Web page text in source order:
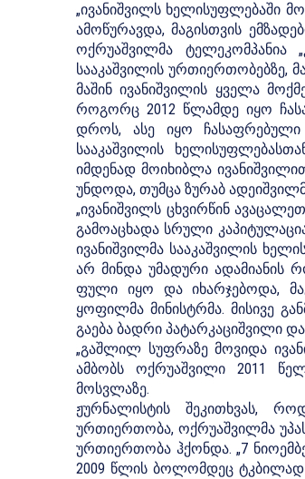
„ივანიშვილს ხელისუფლებაში
ამოწურავდა, მაგისთვის
ოქრუაშვილმა ტელეკომპანია
სააკაშვილის ურთიერთობებზე,
მაშინ ივანიშვილის ყველა
როგორც 2012 წლამდე იყო
დროს, ასე იყო ჩასაფრებული
სააკაშვილის
იმდენად მოიხიბლა
უნდოდა, თუმცა ზურაბ
„ივანიშვილს ცხვირწინ
გამოაცხადა სრული
ივანიშვილმა სააკაშვილის
არ მინდა უმადური ადამიანის
ფული იყო და იხარჯებოდა,
ყოფილმა მინისტრმა. მისივე
გაება ბადრი პატარკაციშვილი
„გაშლილ სუფრაზე მოვიდა
ამბობს ოქრუაშვილი 2011
მოსვლაზე.
ჟურნალისტის შეკითხვას,
ურთიერთობა, ოქრუაშვილმა
ურთიერთობა ჰქონდა. „7
2009 წლის ბოლომდეც ტკბილად